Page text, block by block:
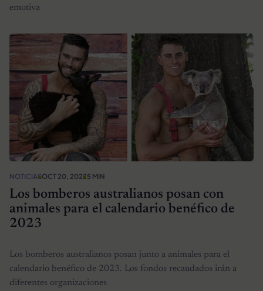
emotiva
NOTICIASOCT 20, 20225 MIN
Los bomberos australianos posan con
animales para el calendario benéfico de
2023
Los bomberos australianos posan junto a animales para el
calendario benéfico de 2023. Los fondos recaudados irán a
diferentes organizaciones